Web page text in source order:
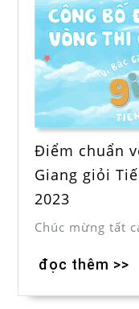
Điểm chuẩn
Giang giỏi
2023
Chúc mừng tất
đọc thêm >>